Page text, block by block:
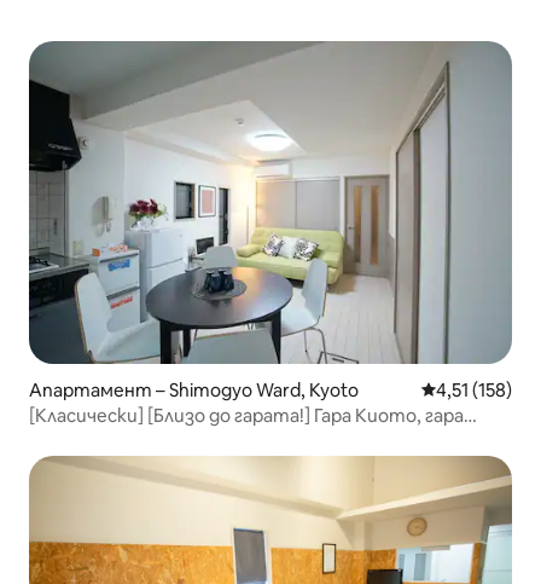
Апартамент – Shimogyo Ward, Kyoto Средна
4,51 (158)
[Класически] [Близо до гарата!] Гара Киото, гара
Предлага се отстъпка за дългосрочен престой.